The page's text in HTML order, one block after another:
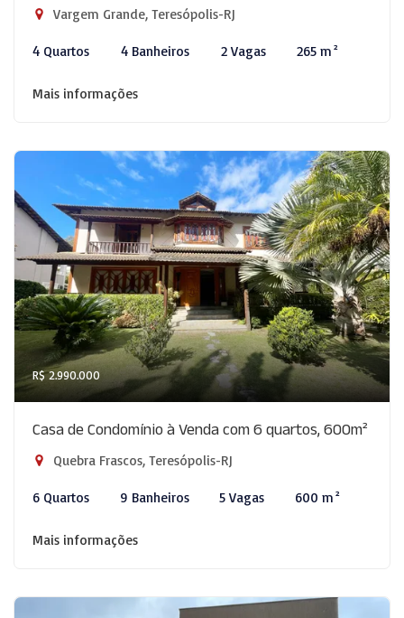
Vargem Grande, Teresópolis-RJ
4 Quartos 4 Banheiros 2 Vagas 265 m²
Mais informações
R$ 2.990.000
Casa de Condomínio à Venda com 6 quartos, 600m²
Quebra Frascos, Teresópolis-RJ
6 Quartos 9 Banheiros 5 Vagas 600 m²
Mais informações